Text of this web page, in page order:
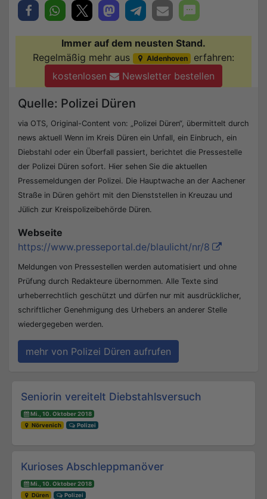
Immer auf dem neusten Stand.
Regelmäßig mehr aus
Aldenhoven
erfahren:
kostenlosen
Newsletter bestellen
Quelle: Polizei Düren
via OTS, Original-Content von: „Polizei Düren“, übermittelt durch
news aktuell Wenn im Kreis Düren ein Unfall, ein Einbruch, ein
Diebstahl oder ein Überfall passiert, berichtet die Pressestelle
der Polizei Düren sofort. Hier sehen Sie die aktuellen
Pressemeldungen der Polizei. Die Hauptwache an der Aachener
Straße in Düren gehört mit den Dienststellen in Kreuzau und
Jülich zur Kreispolizeibehörde Düren.
Webseite
https://www.presseportal.de/blaulicht/nr/8
Meldungen von Pressestellen werden automatisiert und ohne
Prüfung durch Redakteure übernommen. Alle Texte sind
urheberrechtlich geschützt und dürfen nur mit ausdrücklicher,
schriftlicher Genehmigung des Urhebers an anderer Stelle
wiedergegeben werden.
mehr von Polizei Düren aufrufen
Beitrags-Navigation
Seniorin vereitelt Diebstahlsversuch
Mi., 10. Oktober 2018
Nörvenich
Polizei
Kurioses Abschleppmanöver
Mi., 10. Oktober 2018
Düren
Polizei